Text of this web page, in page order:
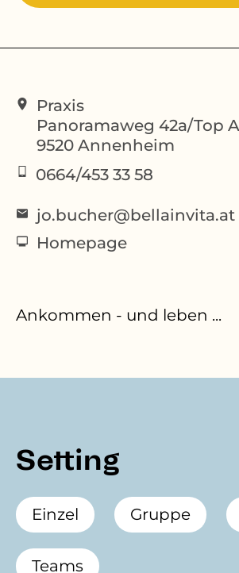
Praxis
Panoramaweg 42a/Top
9520 Annenheim
0664/453 33 58
jo.bucher@bellainvita.at
Homepage
Ankommen - und leben ...
Setting
Einzel Gruppe
Teams